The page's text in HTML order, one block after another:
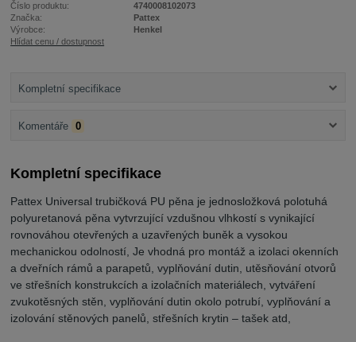
Číslo produktu:
4740008102073
Značka:
Pattex
Výrobce:
Henkel
Hlídat cenu / dostupnost
Kompletní specifikace
Komentáře 0
Kompletní specifikace
Pattex Universal trubičková PU pěna je jednosložková polotuhá
polyuretanová pěna vytvrzující vzdušnou vlhkostí s vynikající
rovnováhou otevřených a uzavřených buněk a vysokou
mechanickou odolností, Je vhodná pro montáž a izolaci okenních
a dveřních rámů a parapetů, vyplňování dutin, utěsňování otvorů
ve střešních konstrukcích a izolačních materiálech, vytváření
zvukotěsných stěn, vyplňování dutin okolo potrubí, vyplňování a
izolování stěnových panelů, střešních krytin – tašek atd,